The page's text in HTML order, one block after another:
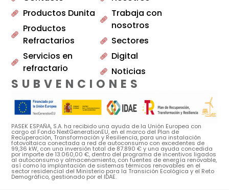
Productos Dunita
Productos
Refractarios
Servicios en
refractario
Trabaja con
nosotros
Sectores
Digital
Noticias
SUBVENCIONES
PASEK ESPAÑA, S.A. ha recibido una ayuda de la Unión Europea con
cargo al Fondo NextGenerationEU, en el marco del Plan de
Recuperación, Transformación y Resiliencia, para una instalación
fotovoltaica conectada a red de autoconsumo con excedentes de
99,36 kW, con una inversión total de 87.890 € y una ayuda concedida
por importe de 13.060,00 €, dentro del programa de incentivos ligados
al autoconsumo y almacenamiento, con fuentes de energía renovable,
así como la implantación de sistemas térmicos renovables en el
sector residencial del Ministerio para la Transición Ecológica y el Reto
Demográfico, gestionado por el IDAE.